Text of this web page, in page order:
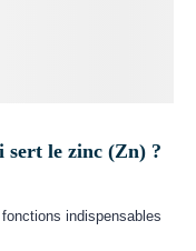
le zinc (Zn) ?
indispensables